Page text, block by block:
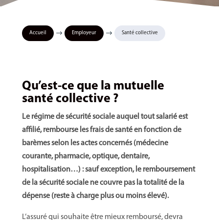
Accueil $ Employeur $ Santé collective
Qu’est-ce que la mutuelle
santé collective ?
Le régime de sécurité sociale auquel tout salarié est
affilié, rembourse les frais de santé en fonction de
barèmes selon les actes concernés (médecine
courante, pharmacie, optique, dentaire,
hospitalisation…) : sauf exception, le remboursement
de la sécurité sociale ne couvre pas la totalité de la
dépense (reste à charge plus ou moins élevé).
L’assuré qui souhaite être mieux remboursé, devra